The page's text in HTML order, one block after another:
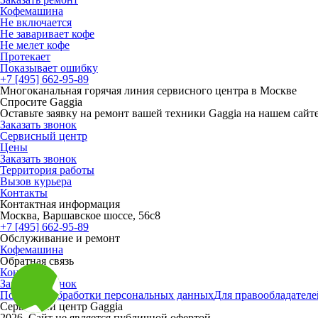
Кофемашина
Не включается
Не заваривает кофе
Не мелет кофе
Протекает
Показывает ошибку
+7 [495] 662-95-89
Многоканальная горячая линия сервисного центра в Москве
Спросите Gaggia
Оставьте заявку на ремонт вашей техники Gaggia на нашем
Заказать звонок
Сервисный центр
Цены
Заказать звонок
Территория работы
Вызов курьера
Контакты
Контактная информация
Москва, Варшавское шоссе, 56с8
+7 [495] 662-95-89
Обслуживание и ремонт
Кофемашина
Обратная связь
Контакты
Заказать звонок
Политика обработки персональных данныхДля
Сервисный центр Gaggia